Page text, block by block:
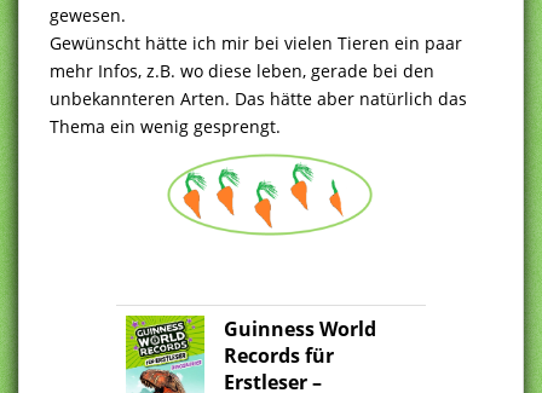
gewesen.
Gewünscht hätte ich mir bei vielen Tieren ein paar
mehr Infos, z.B. wo diese leben, gerade bei den
unbekannteren Arten. Das hätte aber natürlich das
Thema ein wenig gesprengt.
Guinness World
Records für
Erstleser –